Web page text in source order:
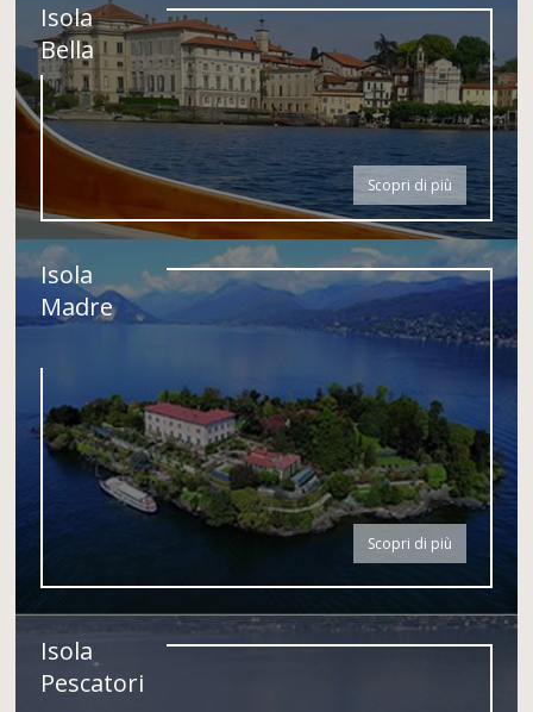
Isola
Bella
Scopri di più
Isola
Madre
Scopri di più
Isola
Pescatori